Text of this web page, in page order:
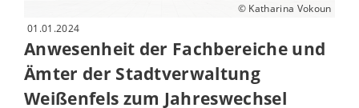
© Katharina Vokoun
01.01.2024
Anwesenheit der Fachbereiche und
Ämter der Stadtverwaltung
Weißenfels zum Jahreswechsel